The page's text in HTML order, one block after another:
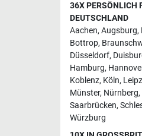
36X PERSÖNLICH
DEUTSCHLAND
Aachen, Augsburg,
Bottrop,
Düsseldorf,
Hamburg,
Koblenz, Köln,
Münster, Nürnberg,
Saarbrücken,
Würzburg